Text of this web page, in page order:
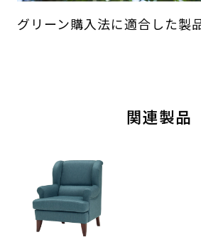
グリーン購入法に適合した製
関連製品